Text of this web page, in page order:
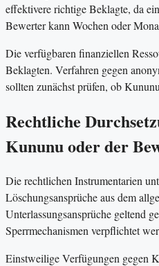
effektivere richtige Beklagte, da
Bewerter kann Wochen oder
Die verfügbaren finanziellen
Beklagten. Verfahren gegen
sollten zunächst prüfen, ob
Rechtliche
Kununu oder der
Die rechtlichen Instrumentarien
Löschungsansprüche aus dem
Unterlassungsansprüche geltend
Sperrmechanismen verpflichtet
Einstweilige Verfügungen gegen